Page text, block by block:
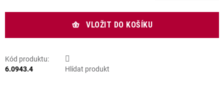
VLOŽIT DO KOŠÍKU
Kód produktu:
6.0943.4
Hlídat produkt